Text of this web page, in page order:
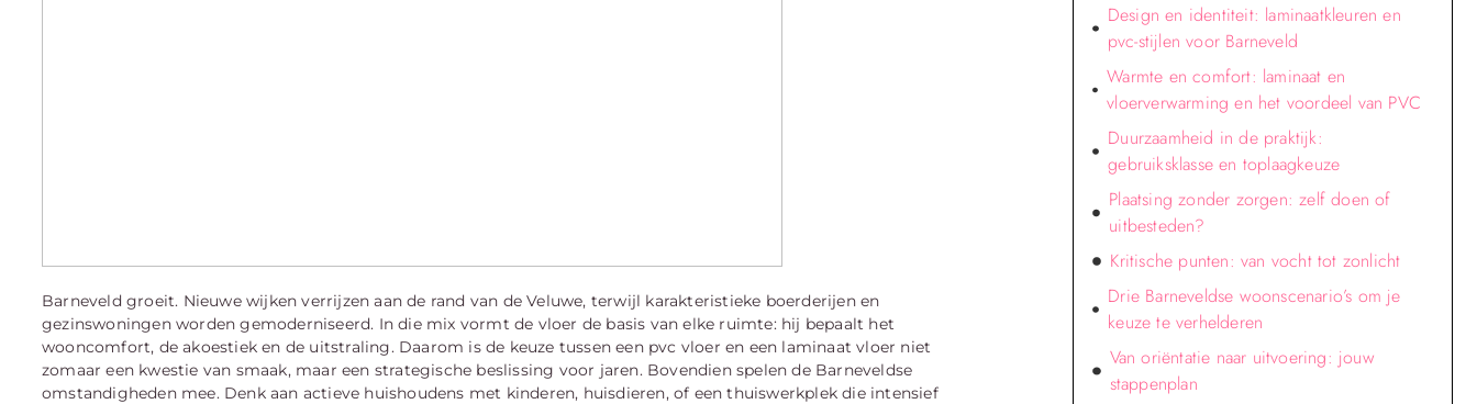
Barneveld groeit. Nieuwe wijken verrijzen aan de rand van de Veluwe, terwijl karakteristieke boerderijen en
gezinswoningen worden gemoderniseerd. In die mix vormt de vloer de basis van elke ruimte: hij bepaalt het
wooncomfort, de akoestiek en de uitstraling. Daarom is de keuze tussen een pvc vloer en een laminaat vloer niet
zomaar een kwestie van smaak, maar een strategische beslissing voor jaren. Bovendien spelen de Barneveldse
omstandigheden mee. Denk aan actieve huishoudens met kinderen, huisdieren, of een thuiswerkplek die intensief
Design en identiteit: laminaatkleuren en
pvc-stijlen voor Barneveld
Warmte en comfort: laminaat en
vloerverwarming en het voordeel van PVC
Duurzaamheid in de praktijk:
gebruiksklasse en toplaagkeuze
Plaatsing zonder zorgen: zelf doen of
uitbesteden?
Kritische punten: van vocht tot zonlicht
Drie Barneveldse woonscenario’s om je
keuze te verhelderen
Van oriëntatie naar uitvoering: jouw
stappenplan